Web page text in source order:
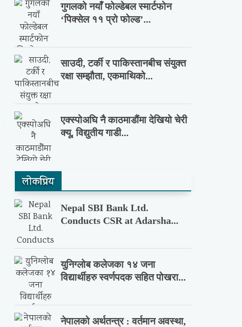
गुगलको नयाँ फोल्डेबल स्मार्टफोन
‘पिक्सेल ११ प्रो फोल्ड’...
साउदी, टर्की र पाकिस्तानबीच संयुक्त
रक्षा सम्झौता, एकमाथिको...
एक्स्पोअघि नै काठमाडौंमा देखियो चेरी
क्यू, विद्युतीय गाडी...
लाेकप्रिय
Nepal SBI Bank Ltd.
Conducts CSR at Adarsha...
युनिग्लोब कलेजका १४ जना
विद्यार्थीहरु स्वर्णपदक सहित पोखरा...
नेपालको अर्थतन्त्र : वर्तमान अवस्था,